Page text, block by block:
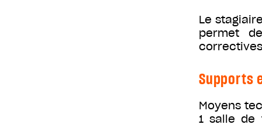
Le
permet
Supports
Moyens
1 salle de